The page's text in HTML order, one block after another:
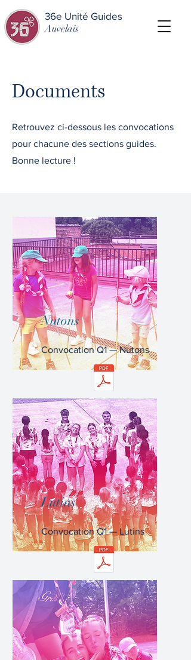
36e Unité Guides
Auvelais
Documents
Retrouvez ci-dessous les convocations
pour chacune des sections guides.
Bonne lecture !
Nutons
Convocation Q1 — Nutons
Lutins
Convocation Q1 — Lutins